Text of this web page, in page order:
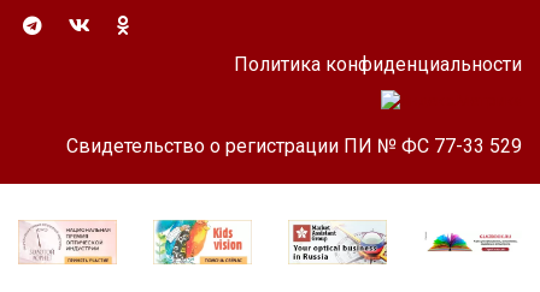
Политика конфиденциальности
Свидетельство о регистрации ПИ № ФС 77-33 529